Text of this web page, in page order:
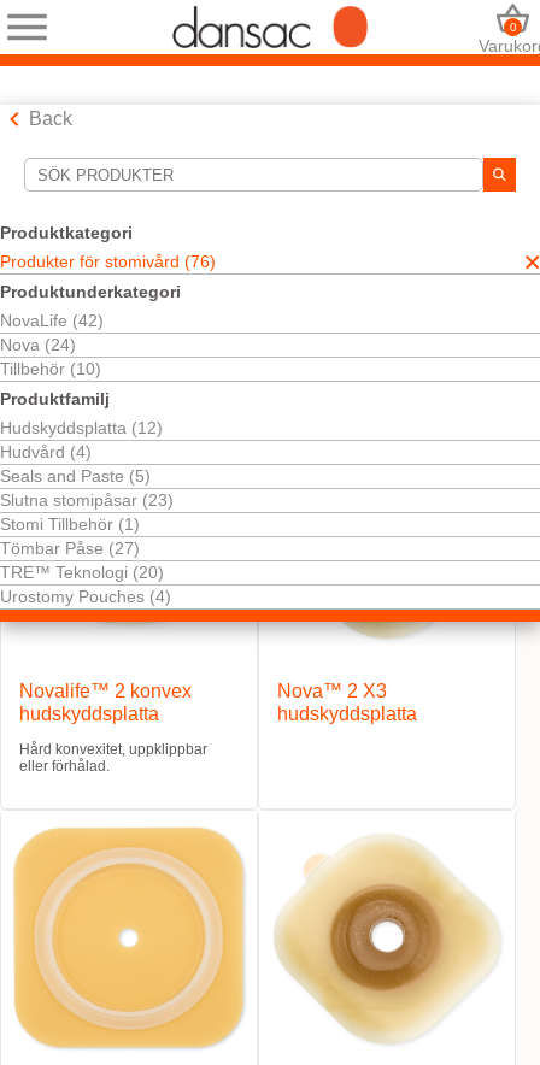
0
Back
Produktkategori
Produkter för stomivård (76)
Produktunderkategori
NovaLife (42)
Nova (24)
Tillbehör (10)
Produktfamilj
Hudskyddsplatta (12)
Hudvård (4)
Seals and Paste (5)
Slutna stomipåsar (23)
Stomi Tillbehör (1)
Tömbar Påse (27)
TRE™ Teknologi (20)
Urostomy Pouches (4)
Sökverktyg
Dina val:
Produkter för stomivård
Ditt val matchade76resultat
Sortera efter:
Novalife™ 2 konvex
hudskyddsplatta
Hård konvexitet, uppklippbar
eller förhålad.
Nova™ 2 X3
hudskyddsplatta